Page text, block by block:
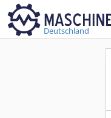
Deutschland